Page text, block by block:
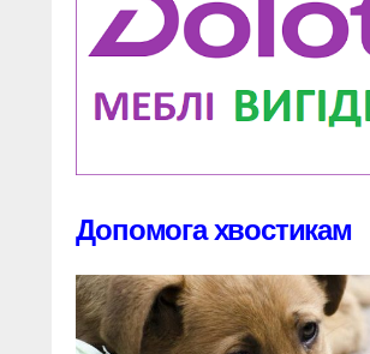
Допомога хвостикам